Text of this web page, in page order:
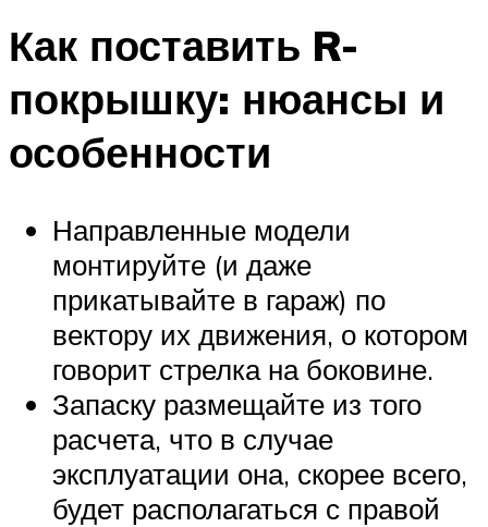
Как поставить R-
покрышку: нюансы и
особенности
Направленные модели
монтируйте (и даже
прикатывайте в гараж) по
вектору их движения, о котором
говорит стрелка на боковине.
Запаску размещайте из того
расчета, что в случае
эксплуатации она, скорее всего,
будет располагаться с правой